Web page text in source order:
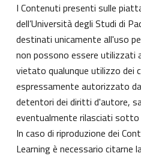
I Contenuti presenti sulle
dell’Università degli Studi di
destinati unicamente all'uso
non possono essere utilizzati
vietato qualunque utilizzo dei
espressamente autorizzato
detentori dei diritti d'autore,
eventualmente rilasciati sotto
In caso di riproduzione dei
Learning è necessario citarne